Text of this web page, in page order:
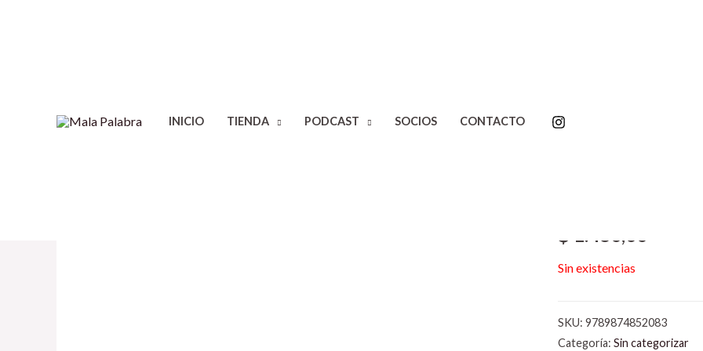
INICIO TIENDA PODCAST SOCIOS CONTACTO Inicio / El
$ 1.480,00
Sin existencias
SKU:9789874852083
Categoría:Sin categorizar